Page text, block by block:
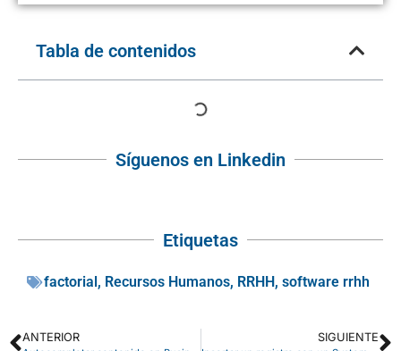
Tabla de contenidos
Síguenos en Linkedin
Etiquetas
factorial, Recursos Humanos, RRHH, software rrhh
ANTERIOR SIGUIENTE